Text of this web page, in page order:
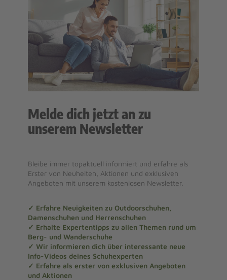
Melde dich jetzt an zu
unserem Newsletter
Bleibe immer topaktuell informiert und erfahre als
Erster von Neuheiten, Aktionen und exklusiven
Angeboten mit unserem kostenlosen Newsletter.
✓ Erfahre Neuigkeiten zu Outdoorschuhen,
Damenschuhen und Herrenschuhen
✓ Erhalte Expertentipps zu allen Themen rund um
Berg- und Wanderschuhe
✓ Wir informieren dich über interessante neue
Info-Videos deines Schuhexperten
✓ Erfahre als erster von exklusiven Angeboten
und Aktionen